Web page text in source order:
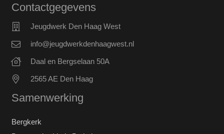
Contactgegevens
Jeugdwerk Den Haag West
info@jeugdwerkdenhaagwest.nl
Daal en Bergselaan 50A
2565 AE Den Haag
Samenwerking
Bergkerk